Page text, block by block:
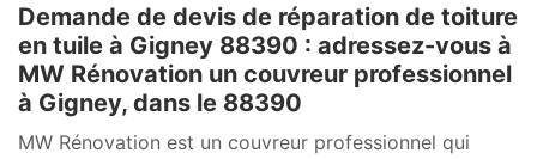
Demande de devis de réparation de toiture
en tuile à Gigney 88390 : adressez-vous à
MW Rénovation un couvreur professionnel
à Gigney, dans le 88390
MW Rénovation est un couvreur professionnel qui